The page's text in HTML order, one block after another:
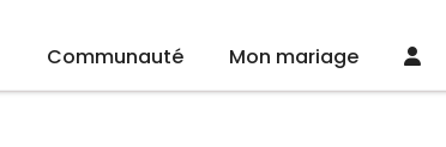
Communauté Mon mariage